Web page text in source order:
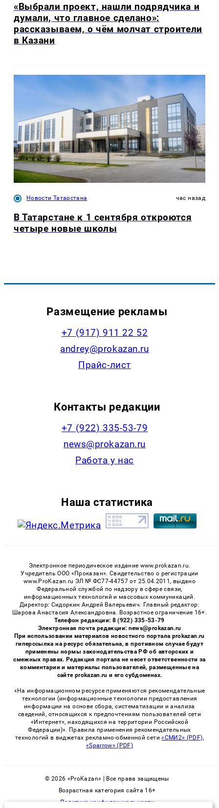
«Выбрали проект, нашли подрядчика и
думали, что главное сделано»:
рассказываем, о чём молчат строители
в Казани
Новости Татарстана час назад
В Татарстане к 1 сентября откроются
четыре новые школы
Размещение рекламы
+7 (917) 911 22 52
andrey@prokazan.ru
Прайс-лист
Контакты редакции
+7 (922) 335-53-79
news@prokazan.ru
Работа у нас
Наша статистика
Электронное периодическое издание www.prokazan.ru.
Учредитель ООО «Проказан». Cвидетельство о регистрации
www.ProKazan.ru ЭЛ № ФС77-44757 от 25.04.2011, выдано
Федеральной службой по надзору в сфере связи,
информационных технологий и массовых коммуникаций.
Директор: Сидоркин Андрей Валерьевич. Главный редактор:
Шарова Анастасия Александровна. Возрастное ограничение 16+.
Телефон редакции: 8 (922) 335-53-79
Электронная почта редакции: news@prokazan.ru
При использовании материалов новостного портала prokazan.ru
гиперссылка на ресурс обязательна, в противном случае будут
применены нормы законодательства РФ об авторских и
смежных правах. Редакция портала не несет ответственности за
комментарии и материалы пользователей, размещенные на
сайте prokazan.ru и его субдоменах.
«На информационном ресурсе применяются рекомендательные
технологии (информационные технологии предоставления
информации на основе сбора, систематизации и анализа
сведений, относящихся к предпочтениям пользователей сети
«Интернет», находящихся на территории Российской
Федерации)». Правила применения рекомендательных
технологий в виджетах рекламно-обменной сети«СМИ2» (PDF),
«Sparrow» (PDF)
© 2026 «ProKazan» | Все права защищены
Возрастная категория сайта 16+
Политика конфиденциальности